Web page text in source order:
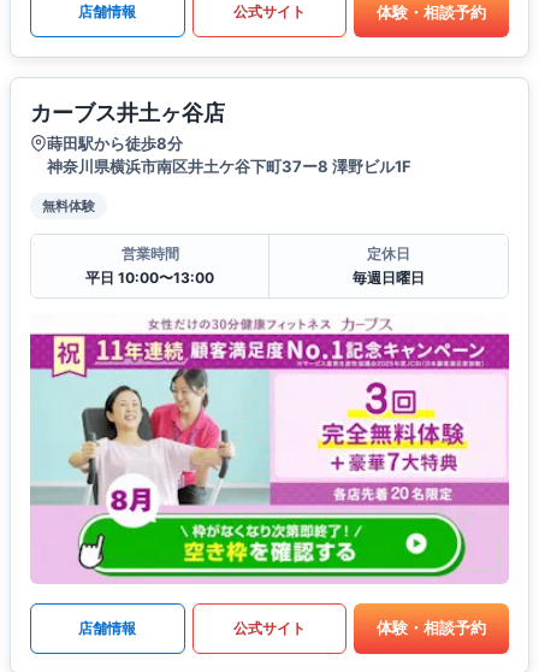
店舗情報 公式サイト 体験・相談予約
カーブス井土ヶ谷店
蒔田駅から徒歩8分
神奈川県横浜市南区井土ケ谷下町37ー8 澤野ビル1F
無料体験
営業時間
平日 10:00〜13:00
定休日
毎週日曜日
店舗情報 公式サイト 体験・相談予約